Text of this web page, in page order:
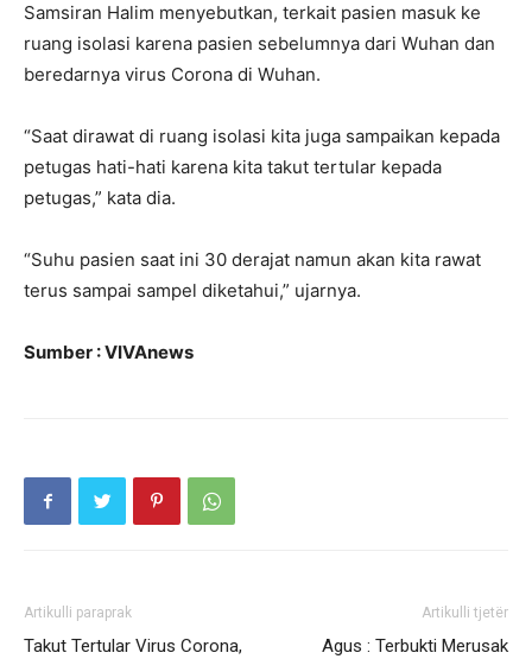
Samsiran Halim menyebutkan, terkait pasien masuk ke
ruang isolasi karena pasien sebelumnya dari Wuhan dan
beredarnya virus Corona di Wuhan.
“Saat dirawat di ruang isolasi kita juga sampaikan kepada
petugas hati-hati karena kita takut tertular kepada
petugas,” kata dia.
“Suhu pasien saat ini 30 derajat namun akan kita rawat
terus sampai sampel diketahui,” ujarnya.
Sumber : VIVAnews
Artikulli paraprak
Takut Tertular Virus Corona,
Artikulli tjetër
Agus : Terbukti Merusak